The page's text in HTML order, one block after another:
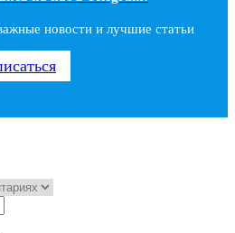
новости и лучшие статьи